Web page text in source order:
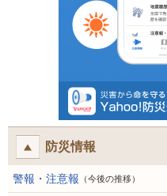
防災情報
警報・注意報 （今後の推移）